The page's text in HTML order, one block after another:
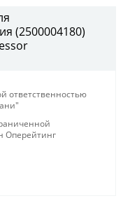
(2500004180)
ответственностью
Оперейтинг